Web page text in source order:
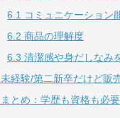
6.1 コミュニケーション
6.2 商品の理解度
6.3 清潔感や身だしなみ
未経験/第二新卒だけど販
まとめ：学歴も資格も必